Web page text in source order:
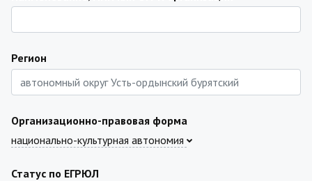
Регион
Организационно-правовая форма
национально-культурная автономия
Статус по ЕГРЮЛ